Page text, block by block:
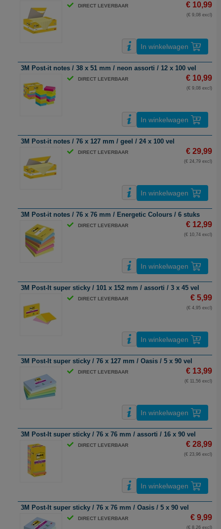
DIRECT LEVERBAAR € 10,99
(€ 9,08 excl)
In winkelwagen
3M Post-it notes / 38 x 51 mm / neon assorti / 12 x 100 vel
DIRECT LEVERBAAR € 10,99
(€ 9,08 excl)
In winkelwagen
3M Post-it notes / 76 x 127 mm / geel / 24 x 100 vel
DIRECT LEVERBAAR € 29,99
(€ 24,79 excl)
In winkelwagen
3M Post-it notes / 76 x 76 mm / Energetic Colours / 6 stuks
DIRECT LEVERBAAR € 12,99
(€ 10,74 excl)
In winkelwagen
3M Post-It super sticky / 101 x 152 mm / assorti / 3 x 45 vel
DIRECT LEVERBAAR € 5,99
(€ 4,95 excl)
In winkelwagen
3M Post-It super sticky / 76 x 127 mm / Oasis / 5 x 90 vel
DIRECT LEVERBAAR € 13,99
(€ 11,56 excl)
In winkelwagen
3M Post-It super sticky / 76 x 76 mm / assorti / 16 x 90 vel
DIRECT LEVERBAAR € 28,99
(€ 23,96 excl)
In winkelwagen
3M Post-It super sticky / 76 x 76 mm / Oasis / 5 x 90 vel
DIRECT LEVERBAAR € 9,99
(€ 8,26 excl)